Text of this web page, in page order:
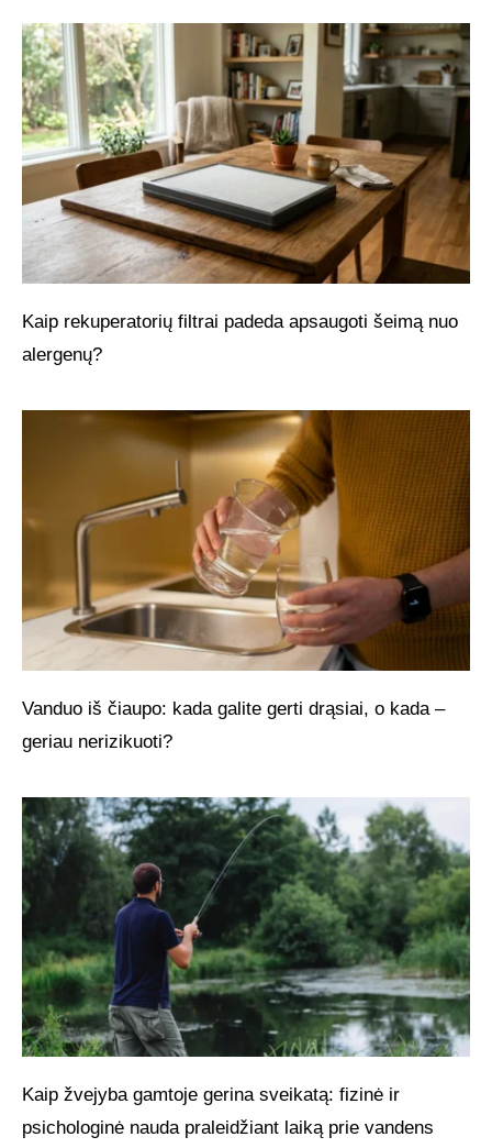
Kaip rekuperatorių filtrai padeda apsaugoti šeimą nuo
alergenų?
Vanduo iš čiaupo: kada galite gerti drąsiai, o kada –
geriau nerizikuoti?
Kaip žvejyba gamtoje gerina sveikatą: fizinė ir
psichologinė nauda praleidžiant laiką prie vandens